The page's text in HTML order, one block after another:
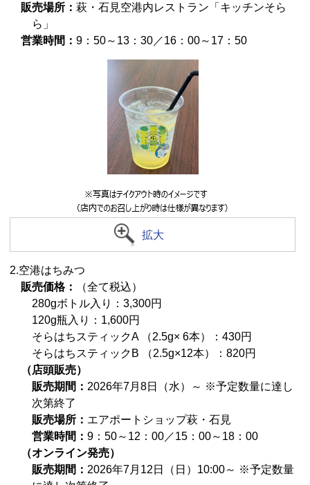
販売場所： 萩・石見空港内レストラン「キッチンそら
ら」
営業時間： 9：50～13：30／16：00～17：50
拡大
2.空港はちみつ
販売価格：
（全て税込）
280gボトル入り：3,300円
120g瓶入り：1,600円
そらはちスティックA （2.5g× 6本）：430円
そらはちスティックB （2.5g×12本）：820円
（店頭販売）
販売期間： 2026年7月8日（水）～ ※予定数量に達し
次第終了
販売場所： エアポートショップ萩・石見
営業時間： 9：50～12：00／15：00～18：00
（オンライン発売）
販売期間： 2026年7月12日（日）10:00～ ※予定数量